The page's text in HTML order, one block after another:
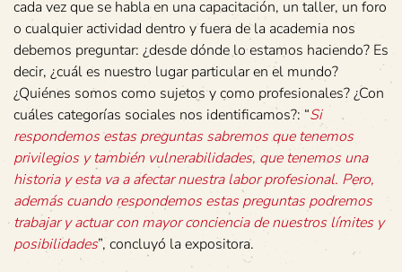
cada vez que se habla en una capacitación, un taller, un foro
o cualquier actividad dentro y fuera de la academia nos
debemos preguntar: ¿desde dónde lo estamos haciendo? Es
decir, ¿cuál es nuestro lugar particular en el mundo?
¿Quiénes somos como sujetos y como profesionales? ¿Con
cuáles categorías sociales nos identificamos?: “Si
respondemos estas preguntas sabremos que tenemos
privilegios y también vulnerabilidades, que tenemos una
historia y esta va a afectar nuestra labor profesional. Pero,
además cuando respondemos estas preguntas podremos
trabajar y actuar con mayor conciencia de nuestros límites y
posibilidades”, concluyó la expositora.